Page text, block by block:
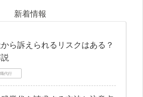
新着情報
ら訴えられるリスクはある？
代行